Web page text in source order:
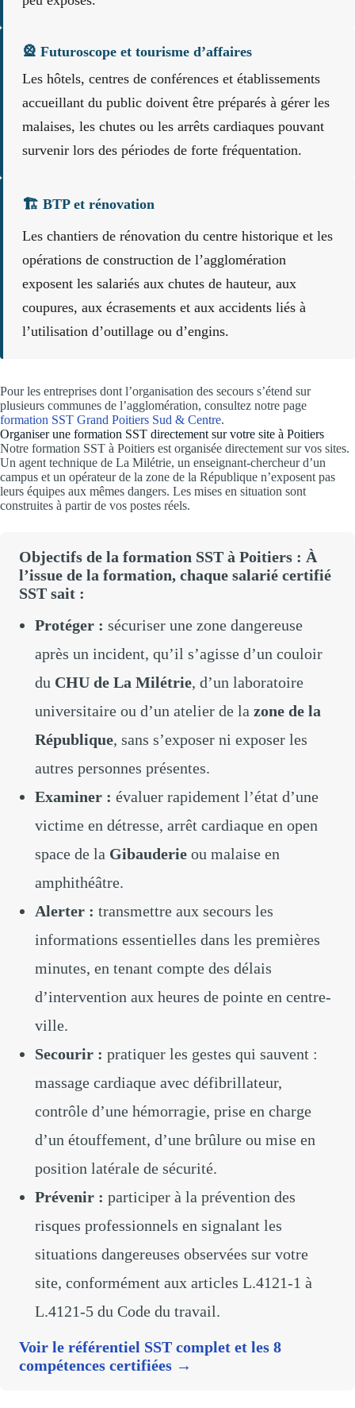
🎡 Futuroscope et tourisme d’affaires
Les hôtels, centres de conférences et établissements
accueillant du public doivent être préparés à gérer les
malaises, les chutes ou les arrêts cardiaques pouvant
survenir lors des périodes de forte fréquentation.
🏗️ BTP et rénovation
Les chantiers de rénovation du centre historique et les
opérations de construction de l’agglomération
exposent les salariés aux chutes de hauteur, aux
coupures, aux écrasements et aux accidents liés à
l’utilisation d’outillage ou d’engins.
Pour les entreprises dont l’organisation des secours s’étend sur
plusieurs communes de l’agglomération, consultez notre page
formation SST Grand Poitiers Sud & Centre.
Organiser une formation SST directement sur votre site à Poitiers
Notre formation SST à Poitiers est organisée directement sur vos sites.
Un agent technique de La Milétrie, un enseignant-chercheur d’un
campus et un opérateur de la zone de la République n’exposent pas
leurs équipes aux mêmes dangers. Les mises en situation sont
construites à partir de vos postes réels.
Objectifs de la formation SST à Poitiers : À
l’issue de la formation, chaque salarié certifié
SST sait :
Protéger : sécuriser une zone dangereuse
après un incident, qu’il s’agisse d’un couloir
du CHU de La Milétrie, d’un laboratoire
universitaire ou d’un atelier de la zone de la
République, sans s’exposer ni exposer les
autres personnes présentes.
Examiner : évaluer rapidement l’état d’une
victime en détresse, arrêt cardiaque en open
space de la Gibauderie ou malaise en
amphithéâtre.
Alerter : transmettre aux secours les
informations essentielles dans les premières
minutes, en tenant compte des délais
d’intervention aux heures de pointe en centre-
ville.
Secourir : pratiquer les gestes qui sauvent :
massage cardiaque avec défibrillateur,
contrôle d’une hémorragie, prise en charge
d’un étouffement, d’une brûlure ou mise en
position latérale de sécurité.
Prévenir : participer à la prévention des
risques professionnels en signalant les
situations dangereuses observées sur votre
site, conformément aux articles L.4121-1 à
L.4121-5 du Code du travail.
Voir le référentiel SST complet et les 8
compétences certifiées →